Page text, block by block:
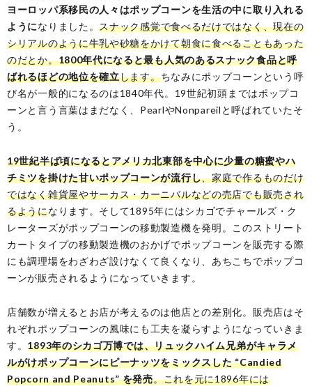
ヨーロッパ系移民の人々はポップコーンを生活の中に取り入れる
ようになりました。スナック感覚で食べるだけではなく、現在の
シリアルのように牛乳や砂糖をかけて朝食に食べることもあった
のだとか。1800年代になると最も人気のあるスナック食品と呼
ばれるほどの地位を確立します。ちなみにポップコーンという呼
び名が一般的になるのは1840年代。19世紀初頭まではポップコ
ーンと言う言葉はまだなく、PearlやNonpareilと呼ばれていたそ
う。
19世紀半ば頃になるとアメリカ北東部を中心に少量の糖蜜やハ
チミツを掛けた甘いポップコーンが流行し、家庭で作るものだけ
ではなく雑貨屋やサーカス・カーニバルなどの売店でも販売され
るようになります。そして1895年にはシカゴでチャールズ・ク
レーターズがポップコーンの移動製造機を発明。このストリート
カートタイプの移動製造機のおかげでポップコーンを販売する際
にも調理場をわざわざ設けなくて良くなり、あちこちでポップコ
ーンが販売されるようになっていきます。
店舗数が増えるとお店が考えるのは他店との差別化。販売店はそ
れぞれポップコーンの風味にも工夫を凝らすようになっていきま
す。1893年のシカゴ万博では、リュックハイム兄弟がキャラメ
ルがけポップコーンにピーナッツをミックスした “Candied
Popcorn and Peanuts” を発売。これを元に1896年には